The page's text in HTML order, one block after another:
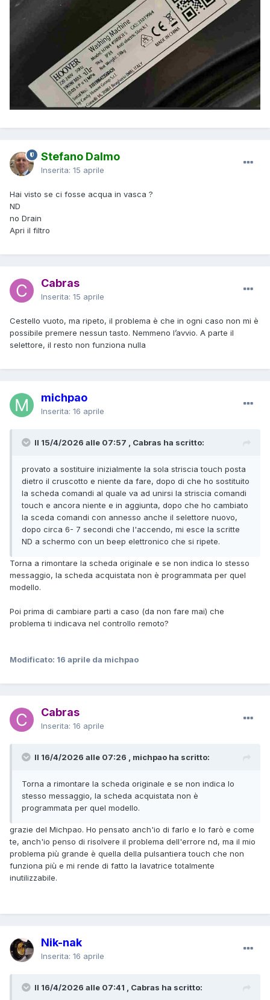
Stefano Dalmo
Inserita: 15 aprile
Hai visto se ci fosse acqua in vasca ?
ND
no Drain
Apri il filtro
Cabras
Inserita: 15 aprile
Cestello vuoto, ma ripeto, il problema è che in ogni caso non mi è
possibile premere nessun tasto. Nemmeno l’avvio. A parte il
selettore, il resto non funziona nulla
michpao
Inserita: 16 aprile
Il 15/4/2026 alle 07:57 , Cabras ha scritto:
provato a sostituire inizialmente la sola striscia touch posta
dietro il cruscotto e niente da fare, dopo di che ho sostituito
la scheda comandi al quale va ad unirsi la striscia comandi
touch e ancora niente e in aggiunta, dopo che ho cambiato
la sceda comandi con annesso anche il selettore nuovo,
dopo circa 6- 7 secondi che l'accendo, mi esce la scritte
ND a schermo con un beep elettronico che si ripete.
Torna a rimontare la scheda originale e se non indica lo stesso
messaggio, la scheda acquistata non è programmata per quel
modello.
Poi prima di cambiare parti a caso (da non fare mai) che
problema ti indicava nel controllo remoto?
Modificato: 16 aprile da michpao
Cabras
Inserita: 16 aprile
Il 16/4/2026 alle 07:26 , michpao ha scritto:
Torna a rimontare la scheda originale e se non indica lo
stesso messaggio, la scheda acquistata non è
programmata per quel modello.
grazie del Michpao. Ho pensato anch'io di farlo e lo farò e come
te, anch'io penso di risolvere il problema dell'errore nd, ma il mio
problema più grande è quella della pulsantiera touch che non
funziona più e mi rende di fatto la lavatrice totalmente
inutilizzabile.
Nik-nak
Inserita: 16 aprile
Il 16/4/2026 alle 07:41 , Cabras ha scritto: